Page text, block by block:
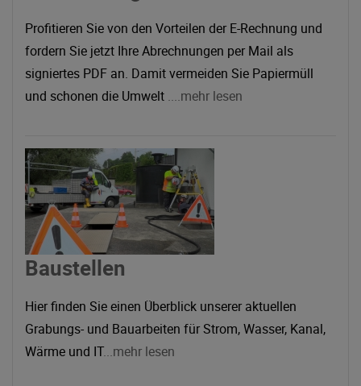
Profitieren Sie von den Vorteilen der E-Rechnung und
fordern Sie jetzt Ihre Abrechnungen per Mail als
signiertes PDF an. Damit vermeiden Sie Papiermüll
und schonen die Umwelt ....mehr lesen
Baustellen
Hier finden Sie einen Überblick unserer aktuellen
Grabungs- und Bauarbeiten für Strom, Wasser, Kanal,
Wärme und IT...mehr lesen